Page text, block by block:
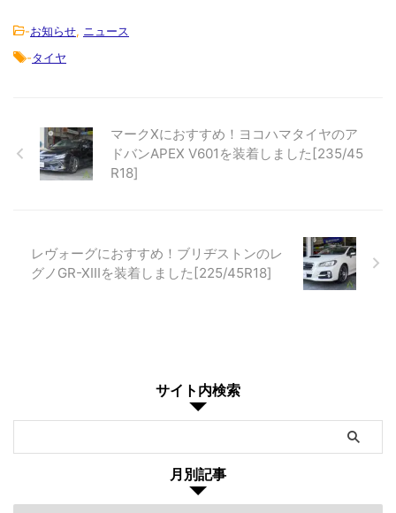
-お知らせ, ニュース
-タイヤ
マークXにおすすめ！ヨコハマタイヤのア
ドバンAPEX V601を装着しました[235/45
R18]
レヴォーグにおすすめ！ブリヂストンのレ
グノGR-XⅢを装着しました[225/45R18]
サイト内検索
月別記事